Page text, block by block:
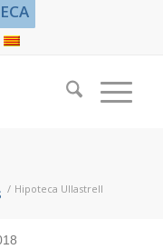
/ Hipoteca Ullastrell